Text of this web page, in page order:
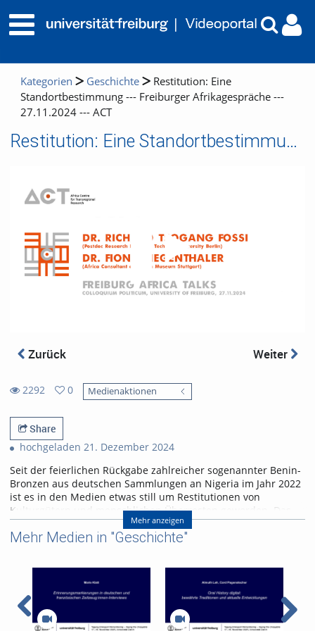
Kategorien Geschichte
Restitution: Eine
Standortbestimmung --- Freiburger Afrikagespräche ---
27.11.2024 --- ACT
Restitution: Eine Standortbestimmung --- Freiburger Afrikagespräche --- 27.11.2024 --- ACT
Zurück Weiter
2292
views
0
favorites
Medienaktionen
Share
hochgeladen 21. Dezember 2024
Seit der feierlichen Rückgabe zahlreicher sogenannter Benin-
Bronzen aus deutschen Sammlungen an Nigeria im Jahr 2022
ist es in den Medien etwas still um Restitutionen von
Kulturgütern und menschlichen Überresten geworden. Das
täuscht über die fortgesetzten Bemühungen von Politik,
Museen und Zivilgesellschaft hinweg. Hinter den Kulissen
die Regierungen in den Ex-Kolonien oder den Ex-Metropolen
hemmend wirken, wer überhaupt in komplexe Verhandlungen
einzubeziehen wäre und ob es nicht auch der
Mehr anzeigen
Mehr Medien in "Geschichte"